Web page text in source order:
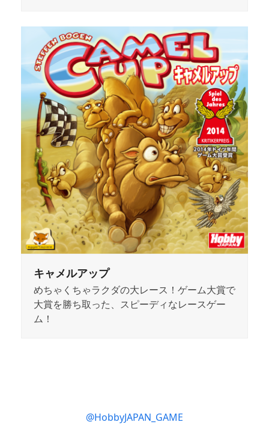
キャメルアップ
めちゃくちゃラクダの大レース！ゲーム大賞で
大賞を勝ち取った、スピーディなレースゲー
ム！
@HobbyJAPAN_GAME